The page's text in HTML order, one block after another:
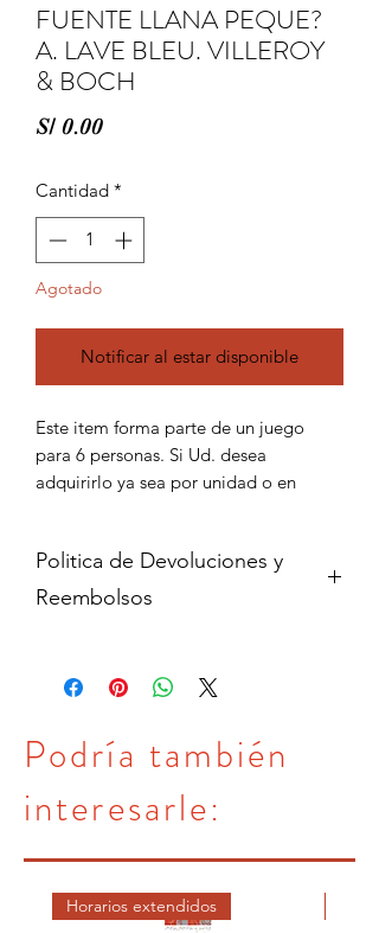
FUENTE LLANA PEQUE?
A. LAVE BLEU. VILLEROY
& BOCH
S/ 0.00Precio
Cantidad *
Agotado
Notificar al estar disponible
Este item forma parte de un juego
para 6 personas. Si Ud. desea
adquirirlo ya sea por unidad o en
para coordinar la compra en caso de
que est? disponible.
Politica de Devoluciones y
Reembolsos
dias de haber adquirido contra
presentacion del comprobante de
Toda garantia sobre los productos es
Horarios extendidos
Podría también
interesarle: